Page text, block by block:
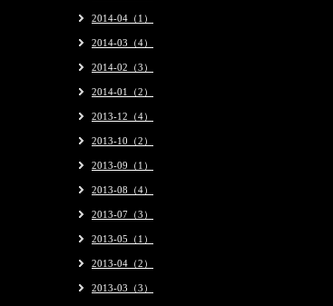
2014-04（1）
2014-03（4）
2014-02（3）
2014-01（2）
2013-12（4）
2013-10（2）
2013-09（1）
2013-08（4）
2013-07（3）
2013-05（1）
2013-04（2）
2013-03（3）